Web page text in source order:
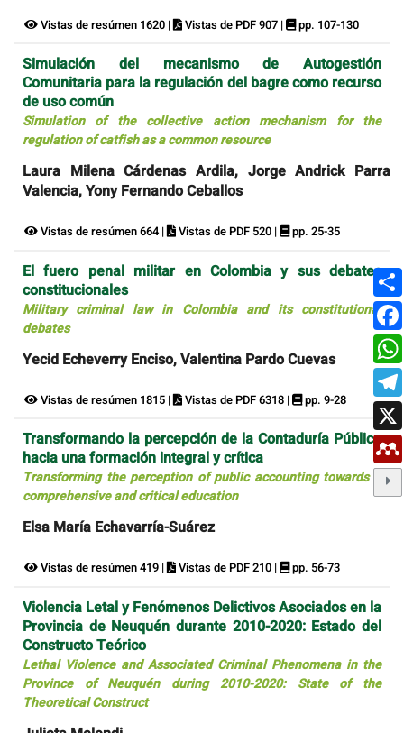
Vistas de resúmen 1620 | Vistas de PDF 907 | pp. 107-130
Simulación del mecanismo de Autogestión
Comunitaria para la regulación del bagre como recurso
de uso común
Simulation of the collective action mechanism for the
regulation of catfish as a common resource
Laura Milena Cárdenas Ardila, Jorge Andrick Parra
Valencia, Yony Fernando Ceballos
Vistas de resúmen 664 | Vistas de PDF 520 | pp. 25-35
El fuero penal militar en Colombia y sus debates
constitucionales
Military criminal law in Colombia and its constitutional
debates
Yecid Echeverry Enciso, Valentina Pardo Cuevas
Vistas de resúmen 1815 | Vistas de PDF 6318 | pp. 9-28
Transformando la percepción de la Contaduría Pública
hacia una formación integral y crítica
Transforming the perception of public accounting towards a
comprehensive and critical education
Elsa María Echavarría-Suárez
Vistas de resúmen 419 | Vistas de PDF 210 | pp. 56-73
Violencia Letal y Fenómenos Delictivos Asociados en la
Provincia de Neuquén durante 2010-2020: Estado del
Constructo Teórico
Lethal Violence and Associated Criminal Phenomena in the
Province of Neuquén during 2010-2020: State of the
Theoretical Construct